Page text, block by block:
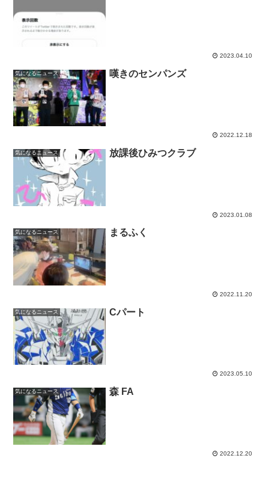
2023.04.10
気になるニュース 嘆きのセンパンズ
2022.12.18
気になるニュース 放課後ひみつクラブ
2023.01.08
気になるニュース まるふく
2022.11.20
気になるニュース Cパート
2023.05.10
気になるニュース 森 FA
2022.12.20